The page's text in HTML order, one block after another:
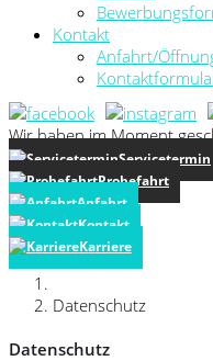
Kontakt
Anfahrt/
Wir haben im Moment
Servicetermin
Probefahrt
Anfahrt
Kontakt
Karriere
Datenschutz
Datenschutz